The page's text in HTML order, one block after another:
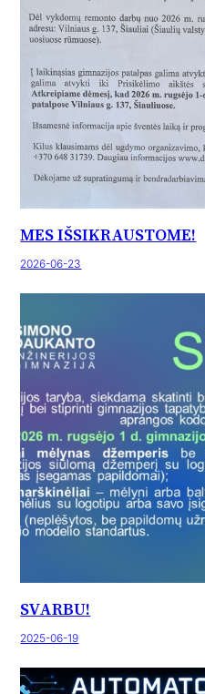
MES IŠSIKRAUSTOME!
2026-06-23
SVARBU!
2025-06-19